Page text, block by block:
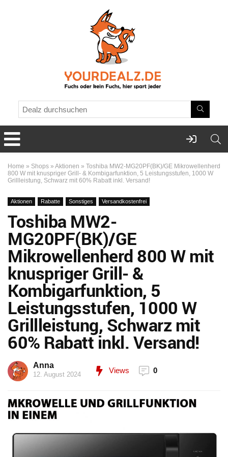
Home » Shops » Aktionen » Toshiba MW2-MG20PF(BK)/GE Mikrowellenherd
800 W mit knuspriger Grill- & Kombigarfunktion, 5 Leistungsstufen, 1000 W
Grillleistung, Schwarz mit 60% Rabatt inkl. Versand!
Aktionen Rabatte Sonstiges Versandkostenfrei
Toshiba MW2-
MG20PF(BK)/GE
Mikrowellenherd 800 W mit
knuspriger Grill- &
Kombigarfunktion, 5
Leistungsstufen, 1000 W
Grillleistung, Schwarz mit
60% Rabatt inkl. Versand!
Anna
12. August 2024 Views 0